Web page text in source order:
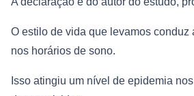
O estilo de vida que levamos conduz
nos horários de sono.
Isso atingiu um nível de epidemia